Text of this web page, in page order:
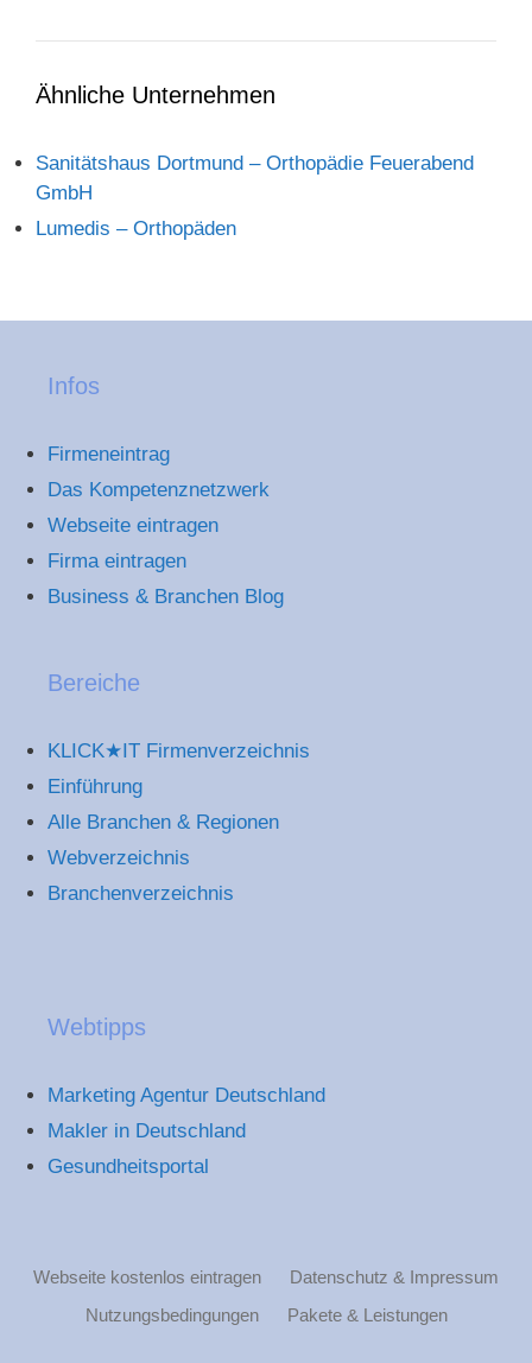
Ähnliche Unternehmen
Sanitätshaus Dortmund – Orthopädie Feuerabend
GmbH
Lumedis – Orthopäden
Infos
Firmeneintrag
Das Kompetenznetzwerk
Webseite eintragen
Firma eintragen
Business & Branchen Blog
Bereiche
KLICK★IT Firmenverzeichnis
Einführung
Alle Branchen & Regionen
Webverzeichnis
Branchenverzeichnis
Webtipps
Marketing Agentur Deutschland
Makler in Deutschland
Gesundheitsportal
Webseite kostenlos eintragen
Datenschutz & Impressum
Nutzungsbedingungen
Pakete & Leistungen